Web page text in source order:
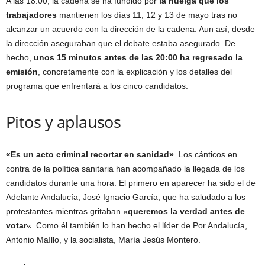
trabajadores mantienen los días 11, 12 y 13 de mayo tras no
alcanzar un acuerdo con la dirección de la cadena. Aun así, desde
la dirección aseguraban que el debate estaba asegurado. De
hecho, unos 15 minutos antes de las 20:00 ha regresado la
emisión , concretamente con la explicación y los detalles del
programa que enfrentará a los cinco candidatos.
Pitos y aplausos
«Es un acto criminal recortar en sanidad» . Los cánticos en
contra de la política sanitaria han acompañado la llegada de los
candidatos durante una hora. El primero en aparecer ha sido el de
Adelante Andalucía, José Ignacio García, que ha saludado a los
protestantes mientras gritaban «queremos la verdad antes de
votar«. Como él también lo han hecho el líder de Por Andalucía,
Antonio Maíllo, y la socialista, María Jesús Montero.